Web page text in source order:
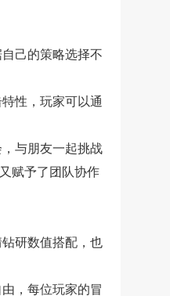
己的策略选择不
性，玩家可以通
与朋友一起挑战
赋予了团队协作
研数值搭配，也
，每位玩家的冒